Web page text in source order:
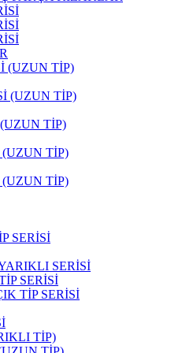
(UZUN TİP)
(UZUN TİP)
TİP)
TİP)
TİP)
SERİSİ
SERİSİ
SERİSİ
TİP SERİSİ
TİP)